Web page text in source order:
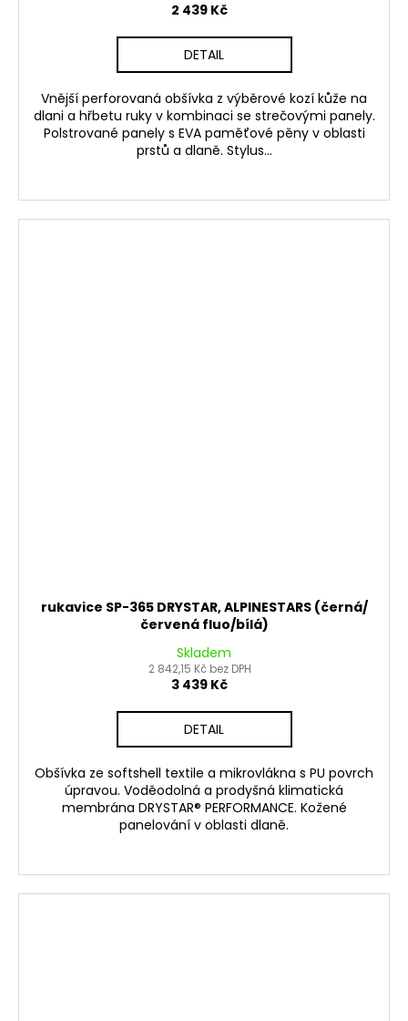
2 439 Kč
DETAIL
Vnější perforovaná obšívka z výběrové kozí kůže na
dlani a hřbetu ruky v kombinaci se strečovými panely.
Polstrované panely s EVA paměťové pěny v oblasti
prstů a dlaně. Stylus...
rukavice SP-365 DRYSTAR, ALPINESTARS (černá/
červená fluo/bílá)
Skladem
2 842,15 Kč bez DPH
3 439 Kč
DETAIL
Obšívka ze softshell textile a mikrovlákna s PU povrch
úpravou. Voděodolná a prodyšná klimatická
membrána DRYSTAR® PERFORMANCE. Kožené
panelování v oblasti dlaně.